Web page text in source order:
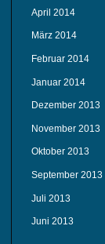
April 2014
März 2014
Februar 2014
Januar 2014
Dezember 2013
November 2013
Oktober 2013
September 2013
Juli 2013
Juni 2013